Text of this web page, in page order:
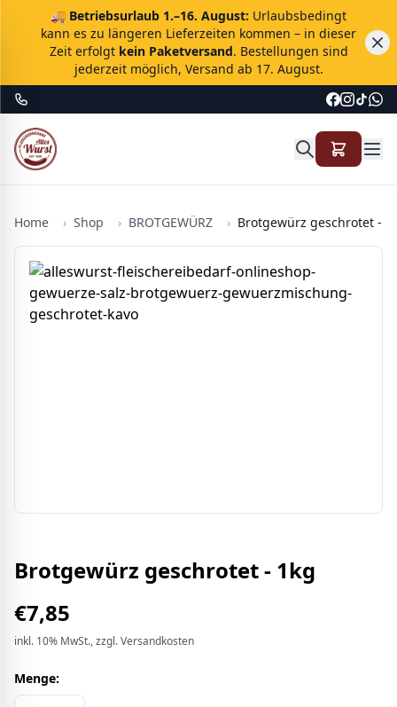
🚚 Betriebsurlaub 1.–16. August: Urlaubsbedingt
kann es zu längeren Lieferzeiten kommen – in dieser
Zeit erfolgt kein Paketversand. Bestellungen sind
jederzeit möglich, Versand ab 17. August.
Home › Shop › BROTGEWÜRZ › Brotgewürz geschrotet -
Brotgewürz geschrotet - 1kg
€7,85
inkl. 10% MwSt., zzgl. Versandkosten
Menge: